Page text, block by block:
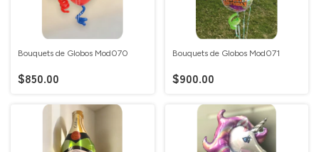
Bouquets de Globos Mod070
$850.00
Bouquets de Globos Mod071
$900.00